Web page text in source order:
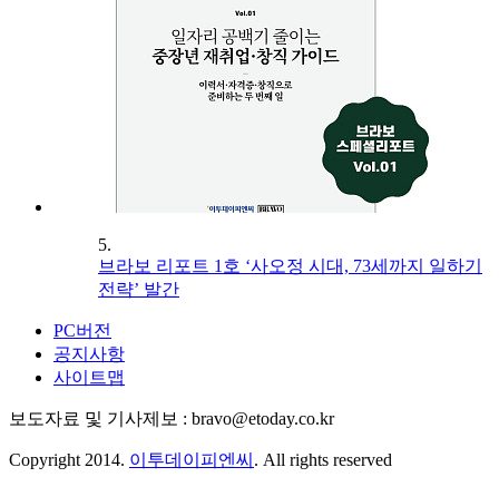
5.
브라보 리포트 1호 ‘사오정 시대, 73세까지 일하기
전략’ 발간
PC버전
공지사항
사이트맵
보도자료 및 기사제보 : bravo@etoday.co.kr
Copyright 2014. 이투데이피엔씨 . All rights reserved